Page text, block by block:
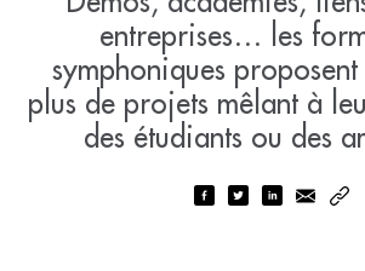
entreprises… les
symphoniques
plus de projets mêlant à
des étudiants ou des